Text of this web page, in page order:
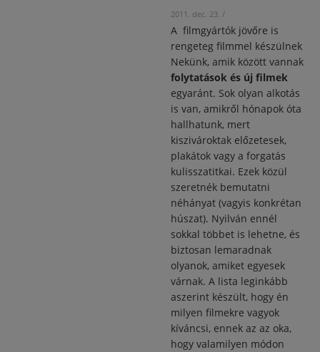
2011. dec. 23. /
A filmgyártók jövőre is
rengeteg filmmel készülnek
Nekünk, amik között vannak
folytatások és új filmek
egyaránt. Sok olyan alkotás
is van, amikről hónapok óta
hallhatunk, mert
kiszivároktak előzetesek,
plakátok vagy a forgatás
kulisszatitkai. Ezek közül
szeretnék bemutatni
néhányat (vagyis konkrétan
húszat). Nyilván ennél
sokkal többet is lehetne, és
biztosan lemaradnak
olyanok, amiket egyesek
várnak. A lista leginkább
aszerint készült, hogy én
milyen filmekre vagyok
kíváncsi, ennek az az oka,
hogy valamilyen módon